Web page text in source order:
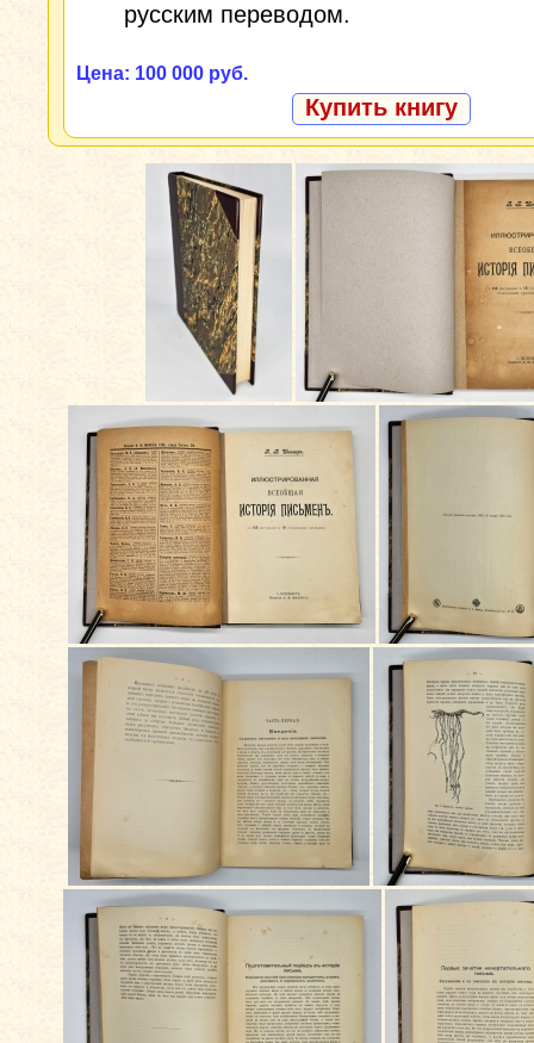
русским переводом.
Цена: 100 000 руб.
Купить книгу